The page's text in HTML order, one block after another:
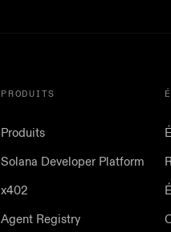
PRODUITS
Produits
Solana Developer Platform
x402
Agent Registry